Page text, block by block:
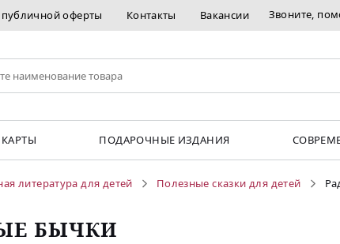
оферты Контакты Вакансии Звоните,
ПОДАРОЧНЫЕ ИЗДАНИЯ
литература для детей Полезные сказки для детей
БЫЧКИ